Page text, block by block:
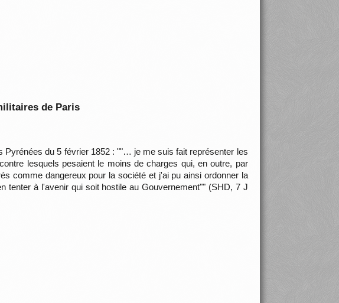
de Paris
Pyrénées du 5 février 1852 : ""… je me suis fait représenter les
lesquels pesaient le moins de charges qui, en outre, par
comme dangereux pour la société et j'ai pu ainsi ordonner la
tenter à l'avenir qui soit hostile au Gouvernement"" (SHD, 7 J